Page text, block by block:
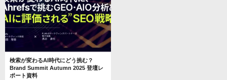
検索が変わるAI時代にどう挑む？
Brand Summit Autumn 2025 登壇レ
ポート資料